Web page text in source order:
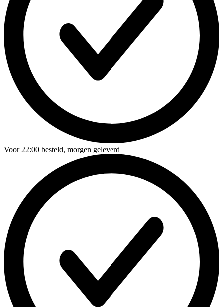
Voor22:00 besteld, morgen geleverd